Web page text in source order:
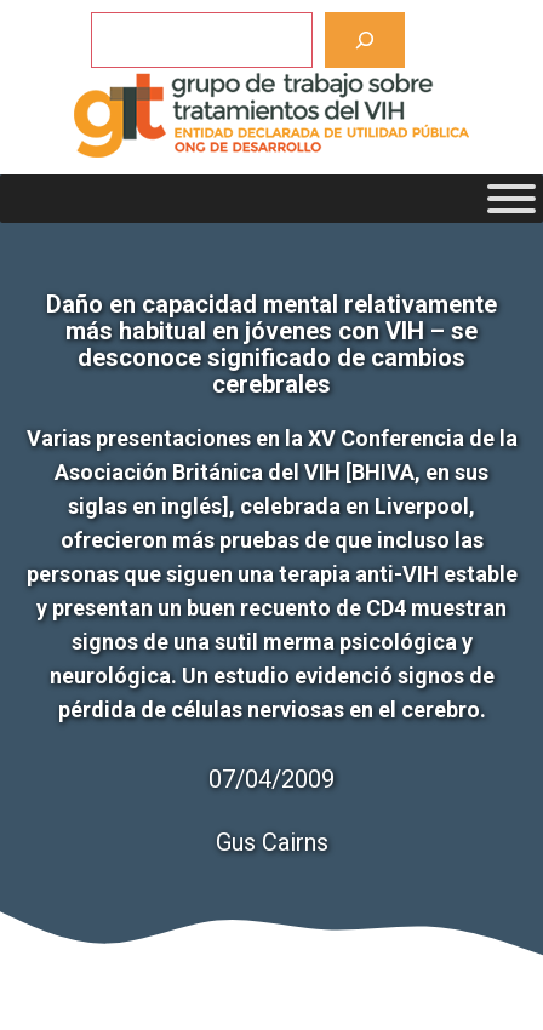
Daño en capacidad mental relativamente
más habitual en jóvenes con VIH – se
desconoce significado de cambios
cerebrales
Varias presentaciones en la XV Conferencia de la
Asociación Británica del VIH [BHIVA, en sus
siglas en inglés], celebrada en Liverpool,
ofrecieron más pruebas de que incluso las
personas que siguen una terapia anti-VIH estable
y presentan un buen recuento de CD4 muestran
signos de una sutil merma psicológica y
neurológica. Un estudio evidenció signos de
pérdida de células nerviosas en el cerebro.
07/04/2009
Gus Cairns